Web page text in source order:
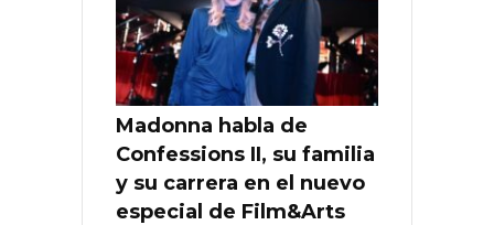
Madonna habla de
Confessions II, su familia
y su carrera en el nuevo
especial de Film&Arts